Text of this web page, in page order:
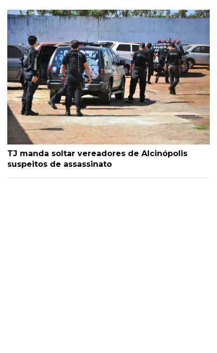
TJ manda soltar vereadores de Alcinópolis
suspeitos de assassinato